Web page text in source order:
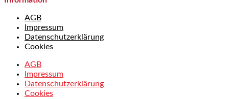
AGB
Impressum
Datenschutzerklärung
Cookies
AGB
Impressum
Datenschutzerklärung
Cookies